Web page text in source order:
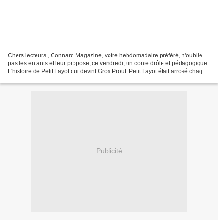
Chers lecteurs , Connard Magazine, votre hebdomadaire préféré, n'oublie
pas les enfants et leur propose, ce vendredi, un conte drôle et pédagogique :
L'histoire de Petit Fayot qui devint Gros Prout. Petit Fayot était arrosé chaque
Publicité